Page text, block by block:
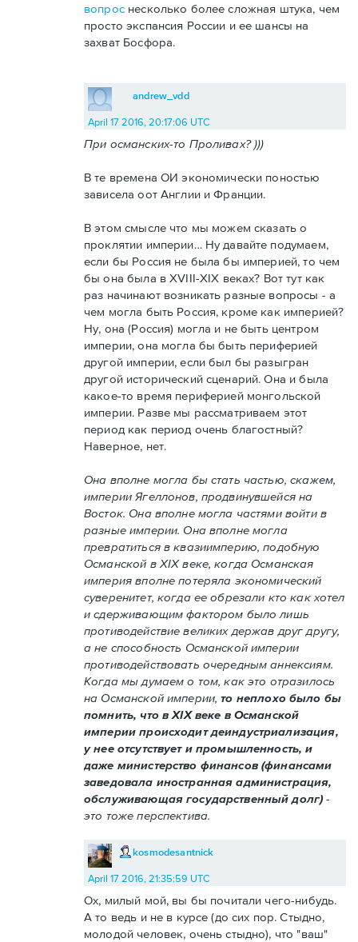
вопроснесколько более сложная штука, чем
просто экспансия России и ее шансы на
захват Босфора.
andrew_vdd
April 17 2016, 20:17:06 UTC
При османских-то Проливах? )))
В те времена ОИ экономически поностью
зависела оот Англии и Франции.
В этом смысле что мы можем сказать о
проклятии империи… Ну давайте подумаем,
если бы Россия не была бы империей, то чем
бы она была в XVIII-XIX веках? Вот тут как
раз начинают возникать разные вопросы - а
чем могла быть Россия, кроме как империей?
Ну, она (Россия) могла и не быть центром
империи, она могла бы быть периферией
другой империи, если был бы разыгран
другой исторический сценарий. Она и была
какое-то время периферией монгольской
империи. Разве мы рассматриваем этот
период как период очень благостный?
Наверное, нет.
Она вполне могла бы стать частью, скажем,
империи Ягеллонов, продвинувшейся на
Восток. Она вполне могла частями войти в
разные империи. Она вполне могла
превратиться в квазиимперию, подобную
Османской в XIX веке, когда Османская
империя вполне потеряла экономический
суверенитет, когда ее обрезали кто как хотел
и сдерживающим фактором было лишь
противодействие великих держав друг другу,
а не способность Османской империи
противодействовать очередным аннексиям.
Когда мы думаем о том, как это отразилось
на Османской империи,то неплохо было бы
помнить, что в XIX веке в Османской
империи происходит деиндустриализация,
у нее отсутствует и промышленность, и
даже министерство финансов (финансами
заведовала иностранная администрация,
обслуживающая государственный долг)-
это тоже перспектива.
kosmodesantnick
April 17 2016, 21:35:59 UTC
Ох, милый мой, вы бы почитали чего-нибудь.
А то ведь и не в курсе (до сих пор. Стыдно,
молодой человек, очень стыдно), что "ваш"